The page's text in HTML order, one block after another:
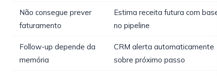
Não consegue prever
faturamento
Estima receita futura com
no pipeline
Follow-up depende da
memória
CRM alerta automaticamente
sobre próximo passo